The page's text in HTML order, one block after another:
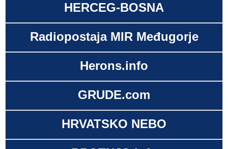
HERCEG-BOSNA
Radiopostaja MIR Međugorje
Herons.info
GRUDE.com
HRVATSKO NEBO